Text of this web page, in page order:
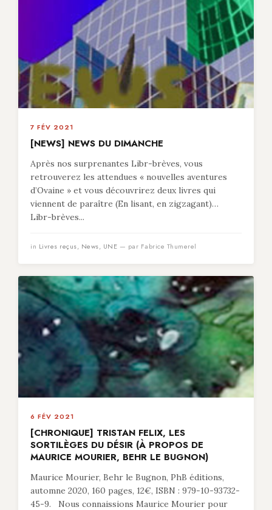
7 FÉV 2021
[NEWS] NEWS DU DIMANCHE
Après nos surprenantes Libr-brèves, vous
retrouverez les attendues « nouvelles aventures
d’Ovaine » et vous découvrirez deux livres qui
viennent de paraître (En lisant, en zigzagant)…
Libr-brèves...
in Livres reçus, News, UNE — par Fabrice Thumerel
6 FÉV 2021
[CHRONIQUE] TRISTAN FELIX, LES
SORTILÈGES DU DÉSIR (À PROPOS DE
MAURICE MOURIER, BEHR LE BUGNON)
Maurice Mourier, Behr le Bugnon, PhB éditions,
automne 2020, 160 pages, 12€, ISBN : 979-10-93732-
45-9. Nous connaissions Maurice Mourier pour